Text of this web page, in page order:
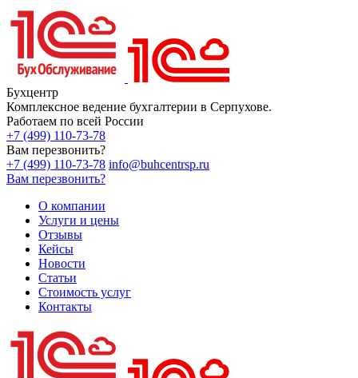
Бухцентр
Комплексное ведение бухгалтерии в Серпухове.
Работаем по всей России
+7 (499) 110-73-78
Вам перезвонить?
+7 (499) 110-73-78 info@buhcentrsp.ru
Вам перезвонить?
О компании
Услуги и цены
Отзывы
Кейсы
Новости
Статьи
Стоимость услуг
Контакты